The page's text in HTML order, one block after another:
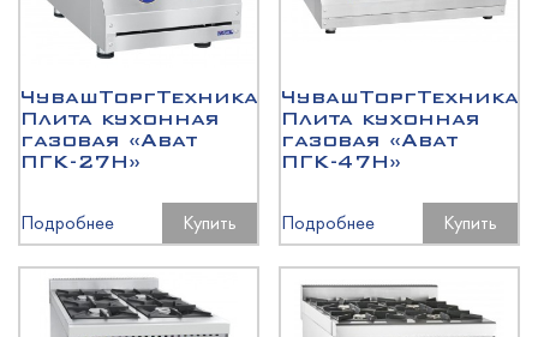
ЧувашТоргТехника
Плита кухонная
газовая «Abat
ПГК-27Н»
Подробнее Купить
ЧувашТоргТехника
Плита кухонная
газовая «Abat
ПГК-47Н»
Подробнее Купить